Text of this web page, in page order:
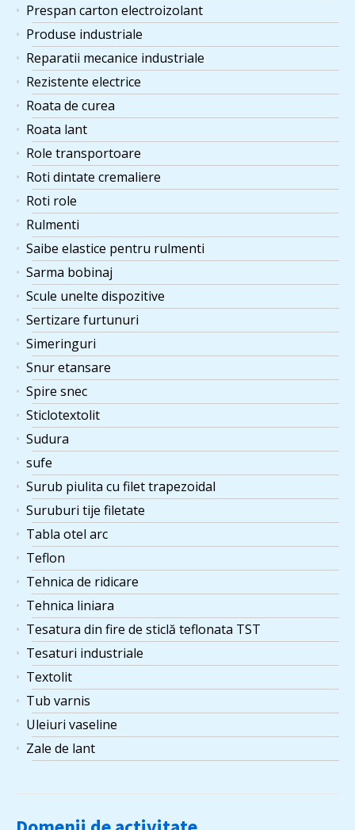
Prespan carton electroizolant
Produse industriale
Reparatii mecanice industriale
Rezistente electrice
Roata de curea
Roata lant
Role transportoare
Roti dintate cremaliere
Roti role
Rulmenti
Saibe elastice pentru rulmenti
Sarma bobinaj
Scule unelte dispozitive
Sertizare furtunuri
Simeringuri
Snur etansare
Spire snec
Sticlotextolit
Sudura
sufe
Surub piulita cu filet trapezoidal
Suruburi tije filetate
Tabla otel arc
Teflon
Tehnica de ridicare
Tehnica liniara
Tesatura din fire de sticlă teflonata TST
Tesaturi industriale
Textolit
Tub varnis
Uleiuri vaseline
Zale de lant